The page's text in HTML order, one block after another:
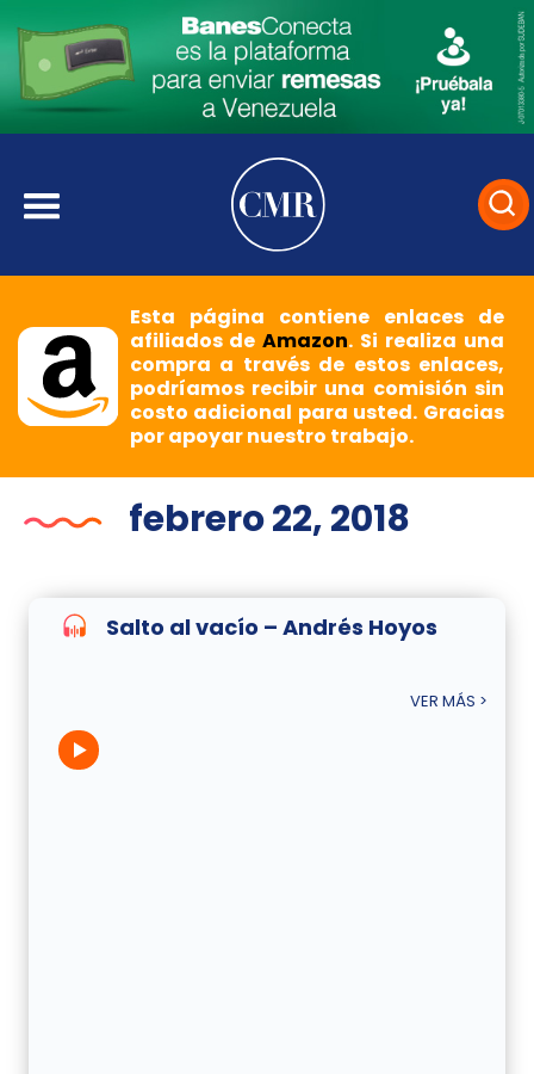
Esta página contiene enlaces de
afiliados deAmazon. Si realiza una
compra a través de estos enlaces,
podríamos recibir una comisión sin
costo adicional para usted. Gracias
por apoyar nuestro trabajo.
febrero 22, 2018
Salto al vacío – Andrés Hoyos
VER MÁS >